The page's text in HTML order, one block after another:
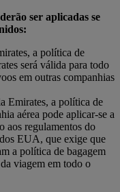
ser aplicadas se
a política de
será válida para todo
em outras companhias
Emirates, a política de
aérea pode aplicar-se a
aos regulamentos do
EUA, que exige que
a política de bagagem
viagem em todo o